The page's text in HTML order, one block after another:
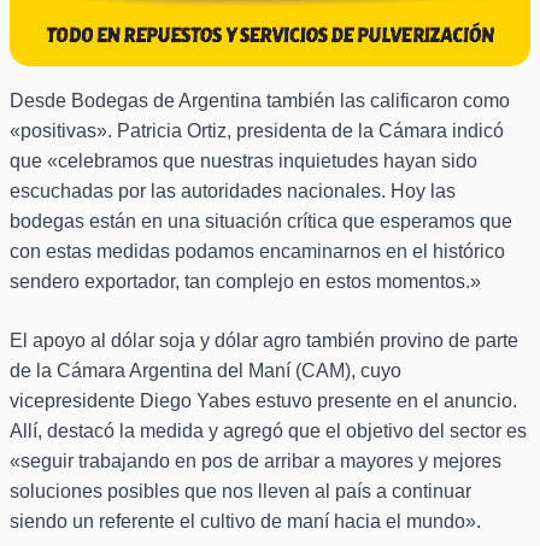
Desde Bodegas de Argentina también las calificaron como
«positivas». Patricia Ortiz, presidenta de la Cámara indicó
que «celebramos que nuestras inquietudes hayan sido
escuchadas por las autoridades nacionales. Hoy las
bodegas están en una situación crítica que esperamos que
con estas medidas podamos encaminarnos en el histórico
sendero exportador, tan complejo en estos momentos.»
El apoyo al dólar soja y dólar agro también provino de parte
de la Cámara Argentina del Maní (CAM), cuyo
vicepresidente Diego Yabes estuvo presente en el anuncio.
Allí, destacó la medida y agregó que el objetivo del sector es
«seguir trabajando en pos de arribar a mayores y mejores
soluciones posibles que nos lleven al país a continuar
siendo un referente el cultivo de maní hacia el mundo».